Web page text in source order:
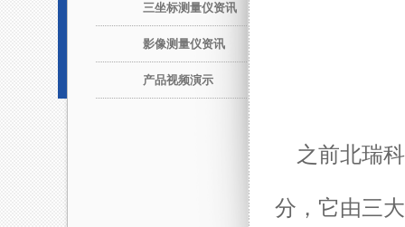
三坐标测量仪资讯
影像测量仪资讯
产品视频演示
之前北瑞
分，它由三